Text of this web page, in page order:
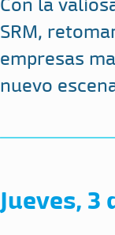
Con la
SRM,
empresas
nuevo
Jueves, 3